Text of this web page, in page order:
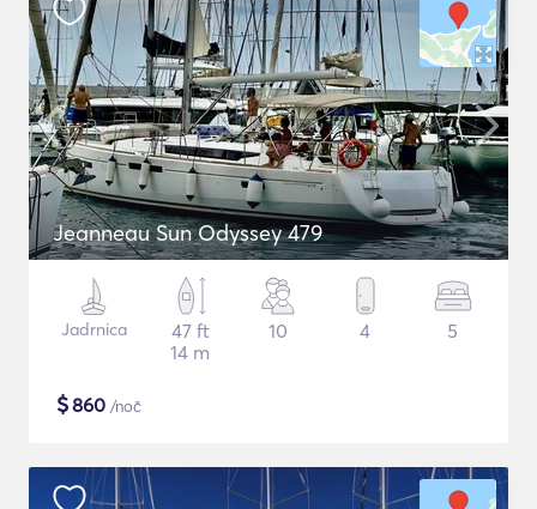
Jeanneau Sun Odyssey 479
Jadrnica
47 ft
14 m
10 4 5
$860 /noč